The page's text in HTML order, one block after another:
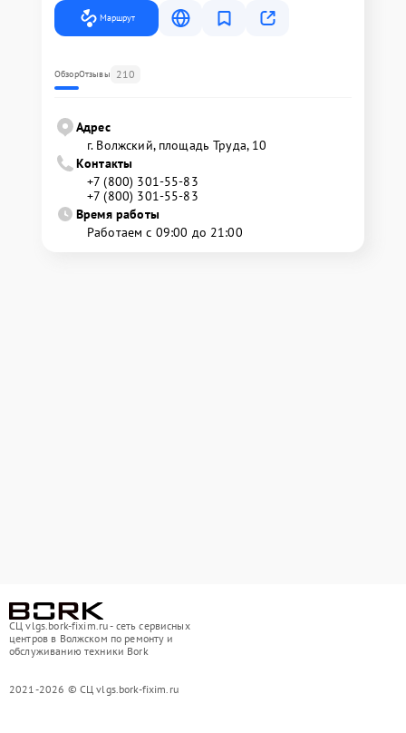
Маршрут
ОбзорОтзывы 210
Адрес
г. Волжский, площадь Труда, 10
Контакты
+7 (800) 301-55-83
+7 (800) 301-55-83
Время работы
Работаем с 09:00 до 21:00
СЦ vlgs.bork-fixim.ru - сеть сервисных
центров в Волжском по ремонту и
обслуживанию техники Bork
2021-2026 © СЦ vlgs.bork-fixim.ru